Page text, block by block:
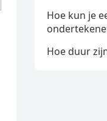
Hoe kun je
Hoe duur